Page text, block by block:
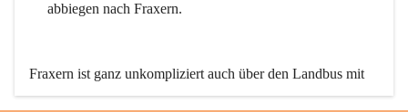
abbiegen nach Fraxern.
Fraxern ist ganz unkompliziert auch über den Landbus mit
den öffentlichen Verkehrsmitteln zu erreichen. Die Linie